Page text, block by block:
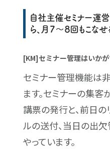
自社主催セミナー運
ら、月７〜８回もこなせ
[KM]セミナー管理はいかが
セミナー管理機能は
ます。セミナーの集客
講票の発行と、前日の
ルの送付、当日の出
やっています。